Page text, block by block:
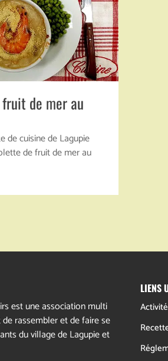
de mer au
de cuisine de Lagupie
de fruit de mer au
est une association multi
rassembler et de faire se
du village de Lagupie et
LIENS